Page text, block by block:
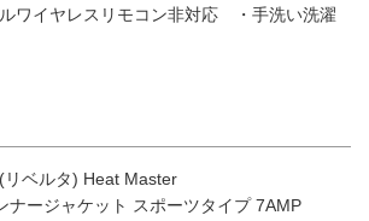
イヤレスリモコン非対応 ・手洗い洗濯
ベルタ) Heat Master
ナージャケット スポーツタイプ 7AMP